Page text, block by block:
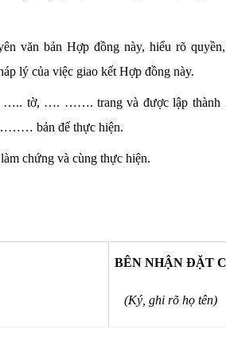
văn bản Hợp đồng này, hiểu rõ
lý của việc giao kết Hợp đồng này.
….. tờ, …. ……. trang và được lập
bản để thực hiện.
chứng và cùng thực hiện.
BÊN NHẬN ĐẶT
(Ký, ghi rõ họ tên)